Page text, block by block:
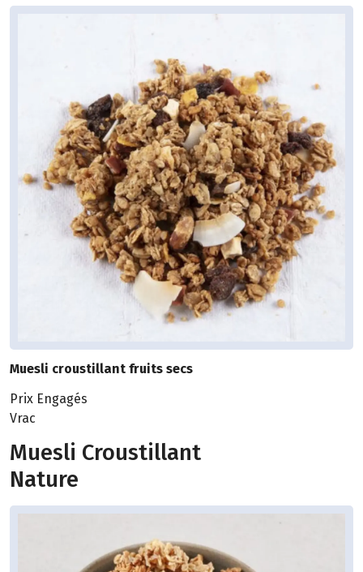
Muesli croustillant fruits secs
Prix Engagés
Vrac
Muesli Croustillant
Nature